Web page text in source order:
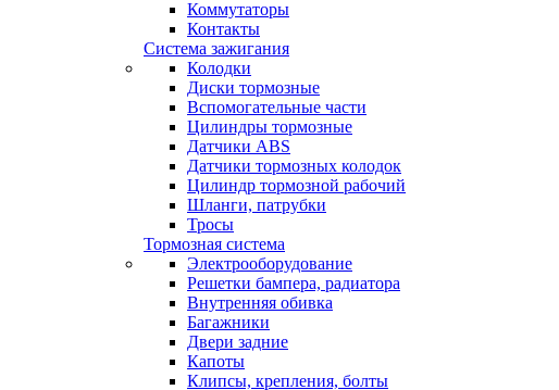
Коммутаторы
Контакты
Система зажигания
Колодки
Диски тормозные
Вспомогательные части
Цилиндры тормозные
Датчики ABS
Датчики тормозных колодок
Цилиндр тормозной рабочий
Шланги, патрубки
Тросы
Тормозная система
Электрооборудование
Решетки бампера, радиатора
Внутренняя обивка
Багажники
Двери задние
Капоты
Клипсы, крепления, болты